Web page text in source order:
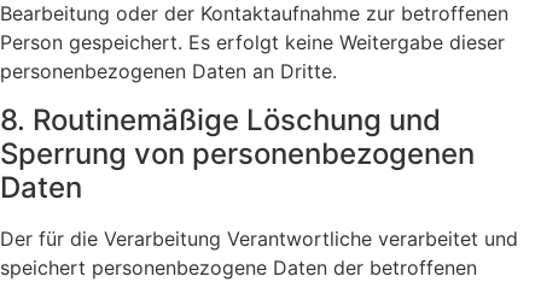
Bearbeitung oder der Kontaktaufnahme zur betroffenen
Person gespeichert. Es erfolgt keine Weitergabe dieser
personenbezogenen Daten an Dritte.
8. Routinemäßige Löschung und
Sperrung von personenbezogenen
Daten
Der für die Verarbeitung Verantwortliche verarbeitet und
speichert personenbezogene Daten der betroffenen